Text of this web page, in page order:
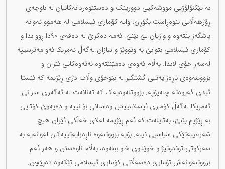
بە تێکنۆلۆژیی مووشەکیی دوورپێک و دەستێوەردانەکانیان لە ناوچەی
ڕۆژهەڵاتی نێوەڕاست بگۆڕن، واتە کۆماری ئیسلامی لە هەموو ئەوانە
پاشگەز بێتەوە و وازیان لێ بێنێ. ئەمە دەکرێ لە دەقەی ٩٠دا ڕوو بدا و
کۆماری ئیسلامی بتوانێ بە وتووێژ و سازان لەگەڵ ئەمریکا ئەو مەترسییە
لەسەر خۆی لابدا. بەڵام ئەوەی دەمێنێتەوە نەتەوەکانی ئێران و
بزووتنەوەی ناڕەزایەتیی گشتگیر لە نێوخۆی وڵات دژی ڕێژیمە کە ئێستا
ئیدی گەیوەتە چلەپۆپە. بزووتنەوەیەک کە تەنانەت لە ئەگەری سازانی
ئەمریکا لەگەڵ کۆماری ئیسلامییش وەستانی بۆ نییە و دەیەوێ کۆتایی
بە ڕێژیم بێنێ، بەتاینەت کە ئەم ڕێژیمە لەلای خەڵکی ئێران هیچ
شەرعییەتێکی سیاسیی نییە. بۆیە بزووتنەوە ناڕەزایەتییەکان لەوانەیە بە
سەرکوتی توندوتیژ و خوێناوی خاو ببنەوە، بەڵام ناوەستن و هەر ئەم
بزووتنەوانەش تۆماری دەسەڵاتی کۆماری ئیسلامی تێکەوە دەپێچن.